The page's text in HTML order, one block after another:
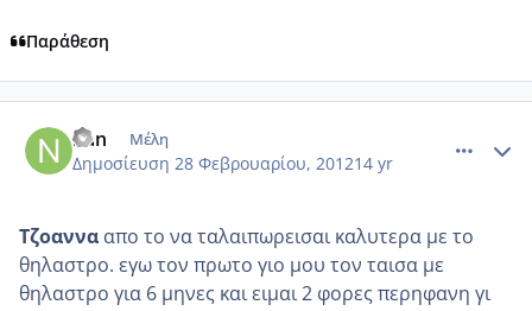
Παράθεση
nan Μέλη
Δημοσίευση 28 Φεβρουαρίου, 201214 yr
Τζοαννα απο το να ταλαιπωρεισαι καλυτερα με το
θηλαστρο. εγω τον πρωτο γιο μου τον ταισα με
θηλαστρο για 6 μηνες και ειμαι 2 φορες περηφανη γι